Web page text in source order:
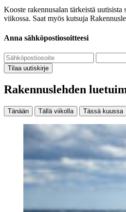
Kooste rakennusalan tärkeistä uutisista
viikossa. Saat myös kutsuja
Anna sähköpostiosoitteesi
Tilaa uutiskirje
Rakennuslehden
Tänään Tällä viikolla Tässä kuussa